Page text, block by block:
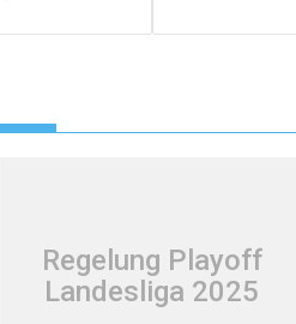
Regelung Playoff
Landesliga 2025